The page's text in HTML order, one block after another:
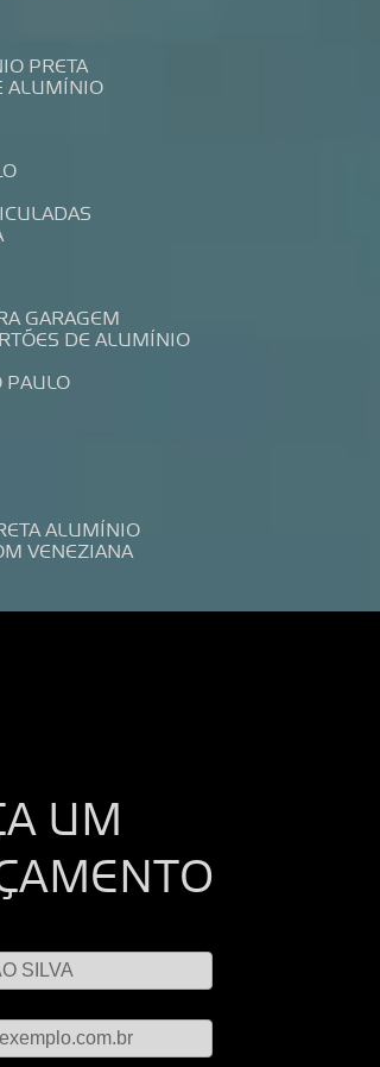
PRETA
ALUMÍNIO
GARAGEM
DE ALUMÍNIO
PAULO
ALUMÍNIO
VENEZIANA
UM